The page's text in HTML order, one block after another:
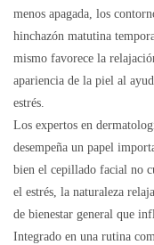
menos apagada, los
hinchazón matutina
mismo favorece la
apariencia de la piel al
estrés.
Los expertos en
desempeña un papel
bien el cepillado facial no
el estrés, la naturaleza
de bienestar general que
Integrado en una rutina